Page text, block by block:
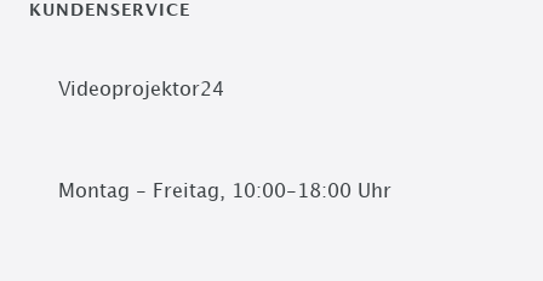
KUNDENSERVICE
Videoprojektor24
Montag - Freitag, 10:00-18:00 Uhr